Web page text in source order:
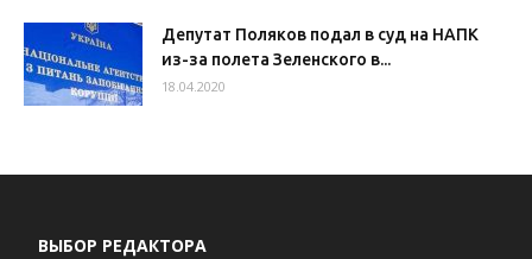
Депутат Поляков подал в суд на НАПК
из-за полета Зеленского в...
18.04.2020
ВЫБОР РЕДАКТОРА